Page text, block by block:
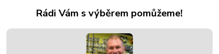
Rádi Vám s výběrem pomůžeme!